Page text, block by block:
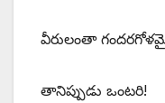
వీరులంతా
తానిప్పుడు ఒంటరి!